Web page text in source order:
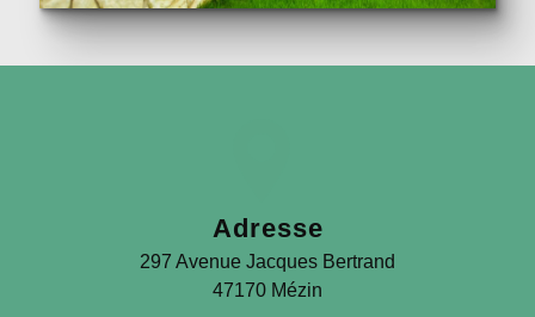
Adresse
297 Avenue Jacques Bertrand
47170 Mézin